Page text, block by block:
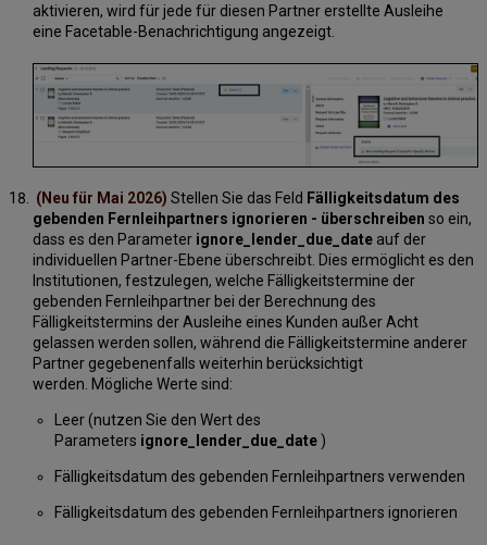
aktivieren, wird für jede für diesen Partner erstellte Ausleihe
eine Facetable-Benachrichtigung angezeigt.
(Neu für Mai 2026) Stellen Sie das Feld Fälligkeitsdatum des
gebenden Fernleihpartners ignorieren - überschreiben so ein,
dass es den Parameter ignore_lender_due_date auf der
individuellen Partner-Ebene überschreibt. Dies ermöglicht es den
Institutionen, festzulegen, welche Fälligkeitstermine der
gebenden Fernleihpartner bei der Berechnung des
Fälligkeitstermins der Ausleihe eines Kunden außer Acht
gelassen werden sollen, während die Fälligkeitstermine anderer
Partner gegebenenfalls weiterhin berücksichtigt
werden. Mögliche Werte sind:
Leer (nutzen Sie den Wert des
Parameters ignore_lender_due_date )
Fälligkeitsdatum des gebenden Fernleihpartners verwenden
Fälligkeitsdatum des gebenden Fernleihpartners ignorieren